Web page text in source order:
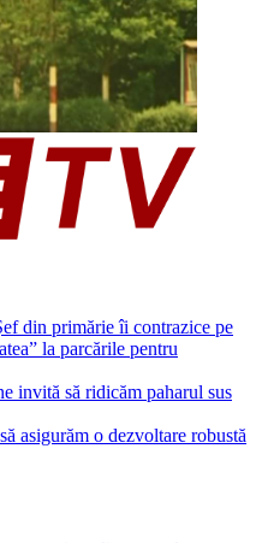
din primărie îi contrazice pe
la parcările pentru
invită să ridicăm paharul sus
asigurăm o dezvoltare robustă